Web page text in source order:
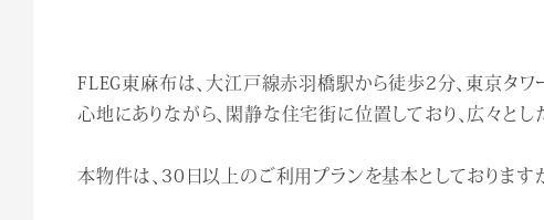
FLEG東麻布は、大江戸線赤羽橋駅から徒歩2分、東京タ
心地にありながら、閑静な住宅街に位置しており、広々と
本物件は、30日以上のご利用プランを基本としておりま